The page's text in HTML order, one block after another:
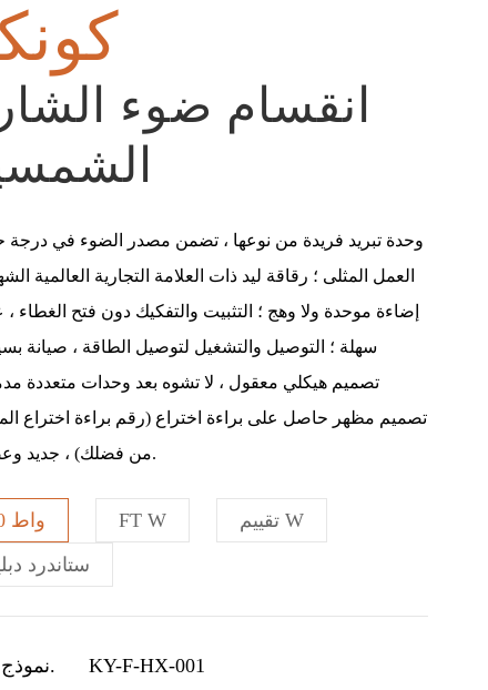
انقسام ضوء
وحدة تبريد فريدة من نوعها ، تضمن مصدر الضوء في درجة
العمل المثلى ؛ رقاقة ليد ذات العلامة التجارية العالمية
إضاءة موحدة ولا وهج ؛ التثبيت والتفكيك دون فتح الغطاء ،
سهلة ؛ التوصيل والتشغيل لتوصيل الطاقة ، صيانة
تصميم هيكلي معقول ، لا تشوه بعد وحدات متعددة
تصميم مظهر حاصل على براءة اختراع (رقم براءة اختراع
من فضلك) ، جديد وعصري.
80 واط FT W
تقييم W
ستاندرد
نموذج رقم. KY-F-HX-001